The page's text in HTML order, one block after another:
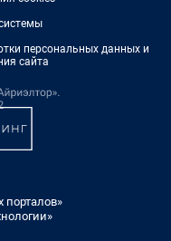
персональных данных и
сайта
порталов»